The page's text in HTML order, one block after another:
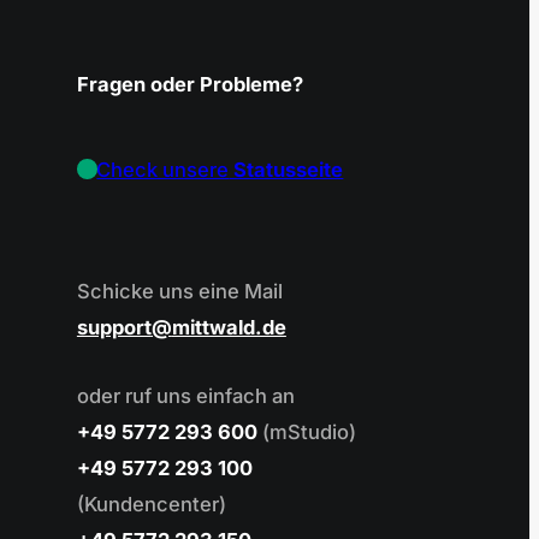
Fragen oder Probleme?
Check unsere Statusseite
Schicke uns eine Mail
support
mittwald.de
oder ruf uns einfach an
+49 5772 293 600 (mStudio)
+49 5772 293 100
(Kundencenter)